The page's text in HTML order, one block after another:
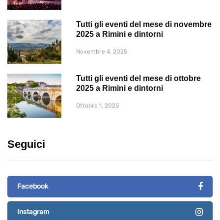
Tutti gli eventi del mese di novembre
2025 a Rimini e dintorni
Novembre 4, 2025
Tutti gli eventi del mese di ottobre
2025 a Rimini e dintorni
Ottobre 1, 2025
Seguici
Facebook
Instagram